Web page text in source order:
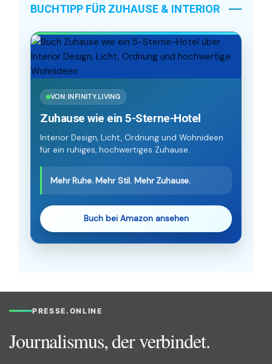
BUCHTIPP FÜR ZUHAUSE & INTERIOR
VON INFINITY.LIVING
Zuhause wie ein 5-Sterne-Hotel
Interior Design, Licht, Ordnung und Wohnideen
für ein ruhiges, hochwertiges Zuhause.
Mehr Ruhe. Mehr Stil. Mehr Zuhause.
Buch bei Amazon ansehen
PRESSE.ONLINE
Journalismus, der verbindet.